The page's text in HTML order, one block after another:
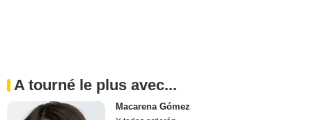
A tourné le plus avec...
Macarena Gómez